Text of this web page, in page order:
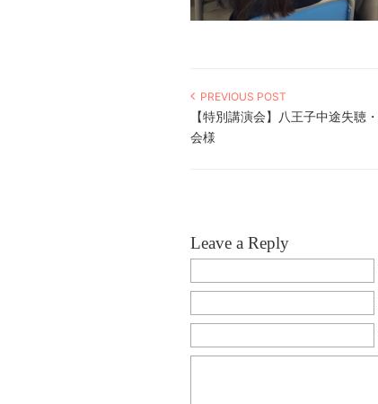
PREVIOUS POST
【特別講演会】八王子中途失聴
会様
Leave a Reply